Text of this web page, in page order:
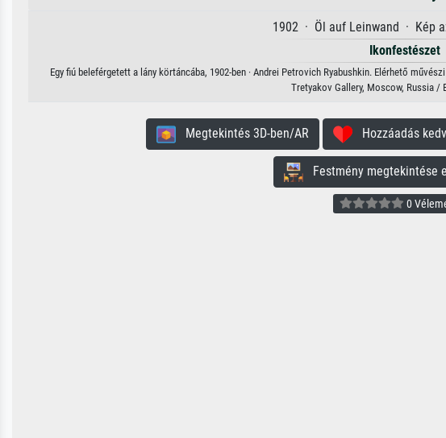
1902 · Öl auf Leinwand · Kép
Ikonfestészet
Egy fiú beleférgetett a lány körtáncába, 1902-ben · Andrei Petrovich Ryabushkin. Elérhető
Tretyakov Gallery, Moscow, Russia /
Megtekintés 3D-ben/AR Hozzáadás
Festmény megtekintése
0